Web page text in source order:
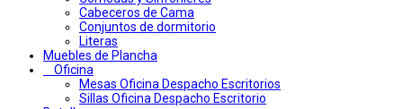
Cabeceros de Cama
Conjuntos de dormitorio
Literas
Muebles de Plancha
Oficina
Mesas Oficina Despacho Escritorios
Sillas Oficina Despacho Escritorio